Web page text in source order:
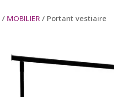
/ MOBILIER / Portant vestiaire